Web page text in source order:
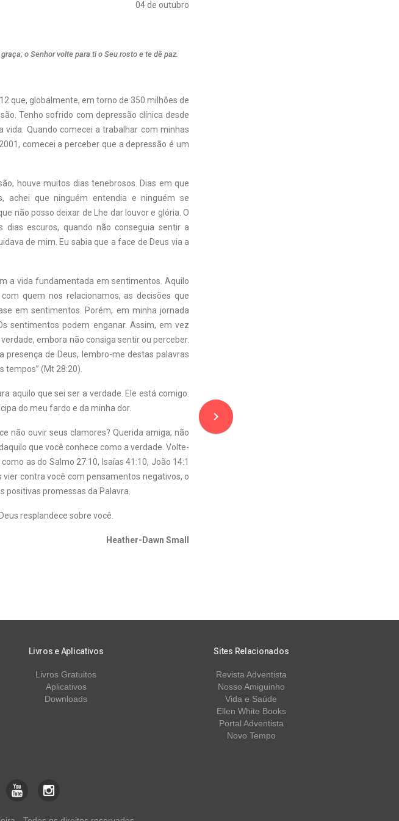
04 de outubro
o Senhor volte para ti o Seu rosto e te dê paz.
que, globalmente, em torno de 350 milhões de
Tenho sofrido com depressão clínica desde
Quando comecei a trabalhar com minhas
comecei a perceber que a depressão é um
houve muitos dias tenebrosos. Dias em que
achei que ninguém entendia e ninguém se
não posso deixar de Lhe dar louvor e glória. O
escuros, quando não conseguia sentir a
de mim. Eu sabia que a face de Deus via a
a vida fundamentada em sentimentos. Aquilo
quem nos relacionamos, as decisões que
em sentimentos. Porém, em minha jornada
sentimentos podem enganar. Assim, em vez
embora não consiga sentir ou perceber.
presença de Deus, lembro-me destas palavras
tempos” (Mt 28:20).
aquilo que sei ser a verdade. Ele está comigo.
do meu fardo e da minha dor.
não ouvir seus clamores? Querida amiga, não
que você conhece como a verdade. Volte-
as do Salmo 27:10, Isaías 41:10, João 14:1
contra você com pensamentos negativos, o
positivas promessas da Palavra.
resplandece sobre você.
Heather-Dawn Small
navigate_next
Livros e Aplicativos
Livros Gratuitos
Aplicativos
Downloads
Sites Relacionados
Revista Adventista
Nosso Amiguinho
Vida e Saúde
Ellen White Books
Portal Adventista
Novo Tempo